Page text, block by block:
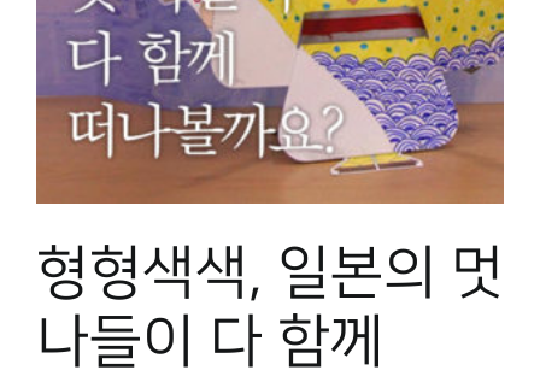
원문보기 PDF
박물관 홈페이지
형형색색, 일본의 멋
나들이 다 함께